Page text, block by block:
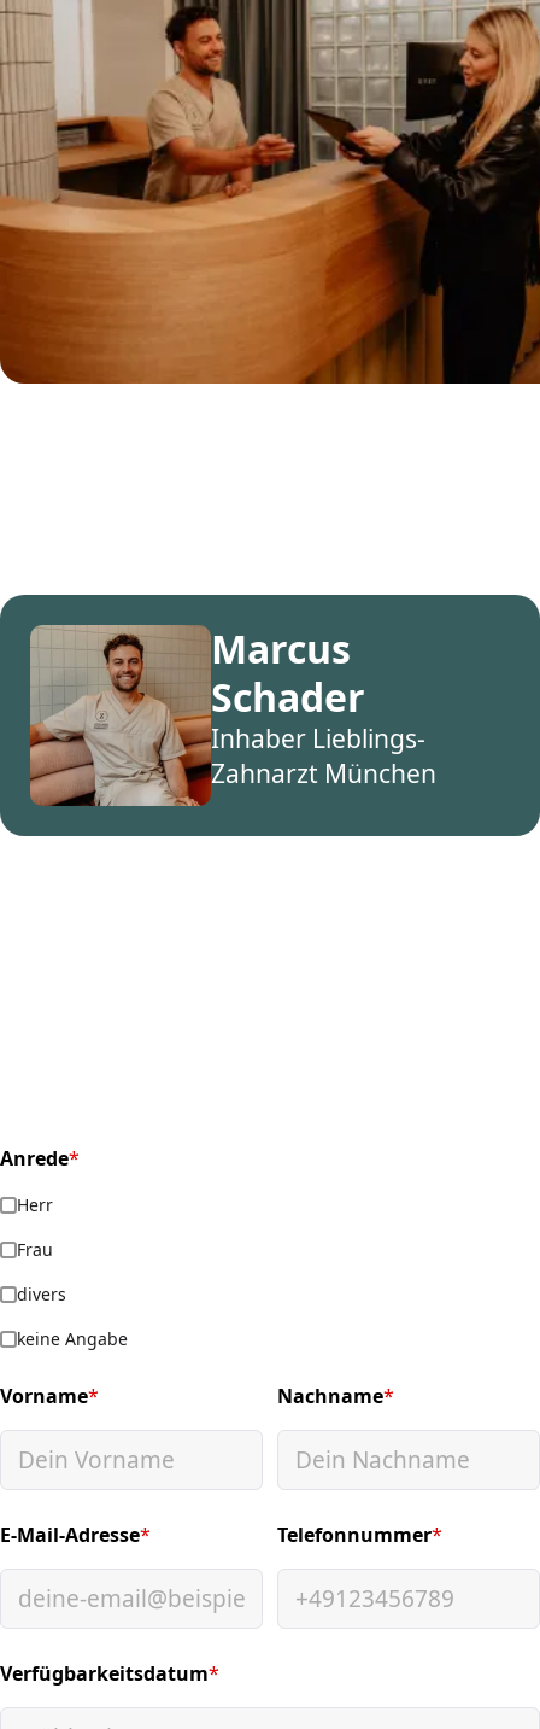
Marcus
Schader
Inhaber Lieblings-
Zahnarzt München
Anrede*
(required)
Herr
Frau
divers
keine Angabe
Vorname*
(required) Nachname*
(required)
E-Mail-Adresse*
(required) Telefonnummer*
(required)
Verfügbarkeitsdatum*
(required)